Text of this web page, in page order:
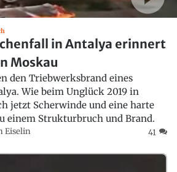
in Antalya erinnert
Moskau
den Triebwerksbrand eines
Wie beim Unglück 2019 in
jetzt Scherwinde und eine harte
einem Strukturbruch und Brand.
Eiselin 41